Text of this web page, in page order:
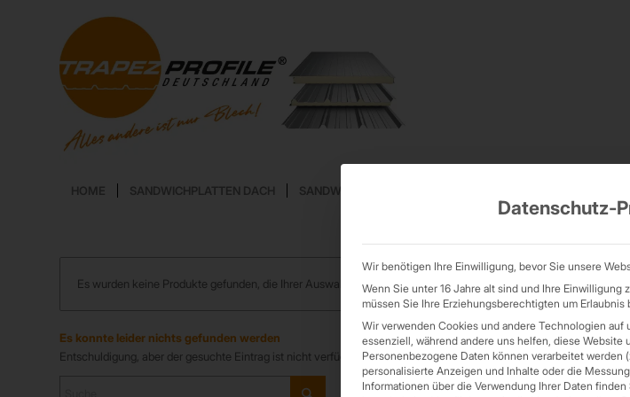
HOME SANDWICHPLATTEN DACH SANDWICHPLATTEN WAND
Es wurden keine Produkte gefunden, die Ihrer Auswahl entsprechen.
Es konnte leider nichts gefunden werden
Entschuldigung, aber der gesuchte Eintrag ist nicht verfügbar. Wollen Sie eine neue Suche starten?
Datenschutz-
Wir benötigen Ihre Einwilligung, bevor Sie unsere
Wenn Sie unter 16 Jahre alt sind und Ihre
müssen Sie Ihre Erziehungsberechtigten um Erlaubnis
Wir verwenden Cookies und andere Technologien auf
essenziell, während andere uns helfen, diese Website
Personenbezogene Daten können verarbeitet werden
personalisierte Anzeigen und Inhalte oder die
Informationen über die Verwendung Ihrer Daten finden